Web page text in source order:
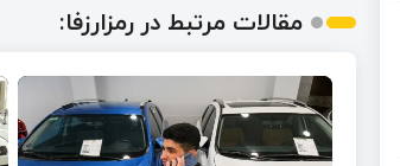
مقالات مرتبط در رمزارزفا: